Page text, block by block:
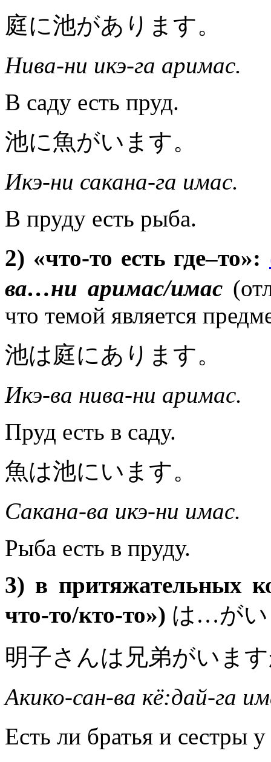
庭に池があります。
Нива-ни икэ-га аримас.
В саду есть пруд.
池に魚がいます。
Икэ-ни сакана-га имас.
В пруду есть рыба.
2) «что-то есть где–то»:
ва…ни аримас/имас
что темой является
池は庭にあります。
Икэ-ва нива-ни аримас.
Пруд есть в саду.
魚は池にいます。
Сакана-ва икэ-ни имас.
Рыба есть в пруду.
3) в притяжательных
что-то/кто-то») は…が
明子さんは兄弟がいま
Акико-сан-ва кё:дай-га
Есть ли братья и сестры